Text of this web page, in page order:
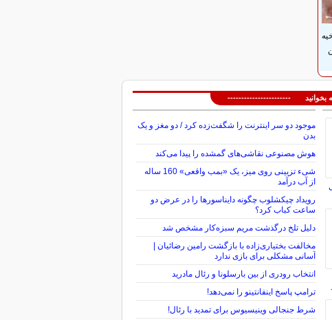
بخوانید -----------------------
موجود دو سر اینترنت را شگفت‌زده کرد / دو مغز و یک
بدن
هوش مصنوعی نقاشی‌های گمشده را پیدا می‌کند
شیء تزیینی روی میز، یک «بمب واقعی» 160 ساله
از آب درآمد
رویداد چیکشلوب چگونه دایناسورها را در عرض دو
ساعت کباب کرد؟
دلیل تلخ درگذشت مریم سبزه‌کار مشخص شد
مخالفت بختیاری‌زاده با بازگشت رامین رضائیان |
آسانی مشکلی برای بازی ندارد
انتخاب رودری از بین بارسلونا و رئال مادرید
ترامپ پاسخ اینفانتینو را نمی‌دهد!
شرط جنجالی وینیسیوس برای تمدید با رئال!